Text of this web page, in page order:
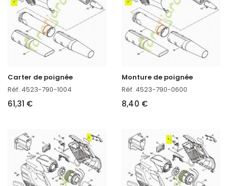
Carter de poignée
Réf. 4523-790-1004
61,31 €
Monture de poignée
Réf. 4523-790-0600
8,40 €